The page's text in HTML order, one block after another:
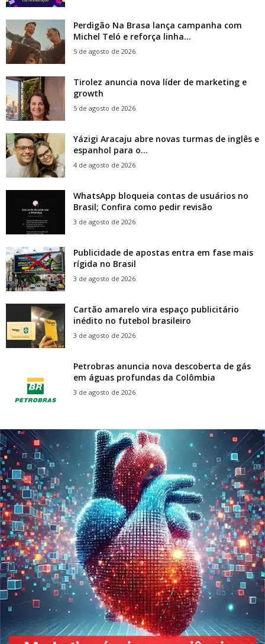
Perdigão Na Brasa lança campanha com
Michel Teló e reforça linha...
5 de agosto de 2026
Tirolez anuncia nova líder de marketing e
growth
5 de agosto de 2026
Yázigi Aracaju abre novas turmas de inglês e
espanhol para o...
4 de agosto de 2026
WhatsApp bloqueia contas de usuários no
Brasil; Confira como pedir revisão
3 de agosto de 2026
Publicidade de apostas entra em fase mais
rígida no Brasil
3 de agosto de 2026
Cartão amarelo vira espaço publicitário
inédito no futebol brasileiro
3 de agosto de 2026
Petrobras anuncia nova descoberta de gás
em águas profundas da Colômbia
3 de agosto de 2026